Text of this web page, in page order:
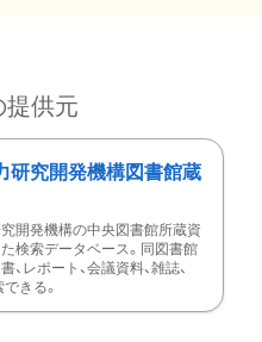
提供元
研究開発機構図書館蔵
開発機構の中央図書館所蔵資
検索データベース。同図書館
、レポート、会議資料、雑誌、
きる。